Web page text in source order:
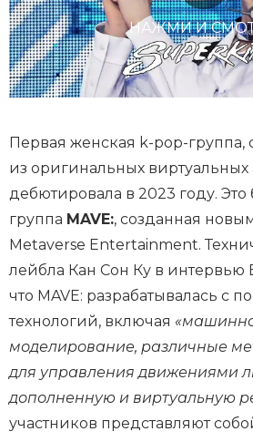
НАЖМИ И
Первая женская k-pop-группа,
из оригинальных виртуальных
дебютировала в 2023 году. Это
группа MAVE:, созданная
Metaverse Entertainment.
лейбла Кан Сон Ку в интервью
что MAVE: разрабатывалась с
технологий, включая
моделирование, различные
для управления движениями
дополненную и виртуальную
участников представляют